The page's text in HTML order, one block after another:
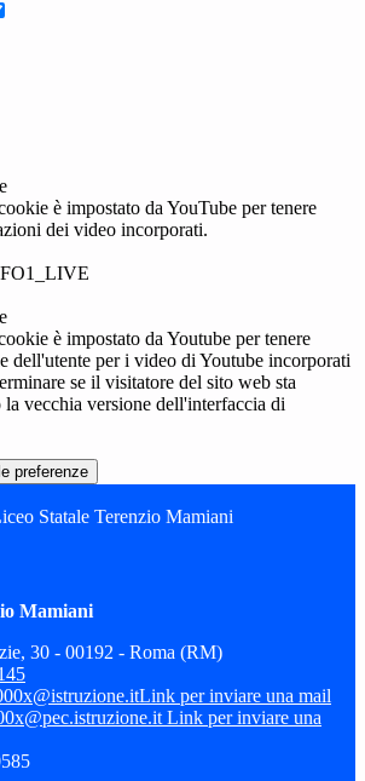
è impostato da YouTube per tenere
dei video incorporati.
è impostato da Youtube per tenere
dell'utente per i video di Youtube incorporati
se il visitatore del sito web sta
vecchia versione dell'interfaccia di
preferenze
Statale Terenzio Mamiani
Mamiani
30 - 00192 - Roma (RM)
Link per inviare una mail
Link per inviare una